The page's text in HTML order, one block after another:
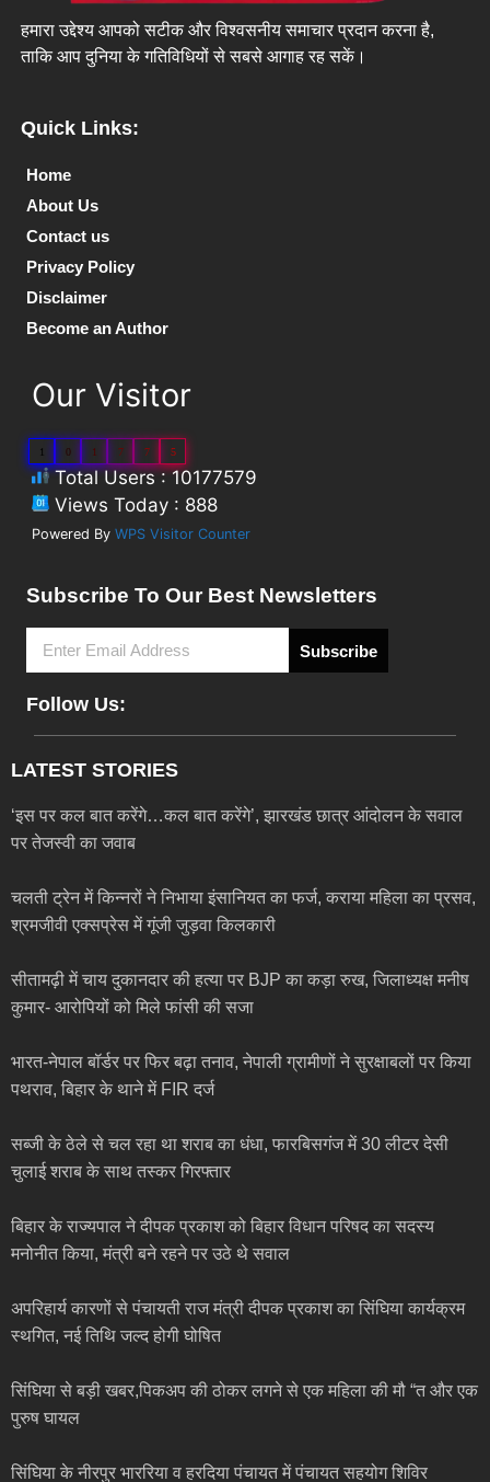
हमारा उद्देश्य आपको सटीक और विश्वसनीय समाचार प्रदान करना है,
ताकि आप दुनिया के गतिविधियों से सबसे आगाह रह सकें।
Quick Links:
Home
About Us
Contact us
Privacy Policy
Disclaimer
Become an Author
Our Visitor
1 0 1 7 7 5
Total Users : 10177579
Views Today : 888
Powered By WPS Visitor Counter
Subscribe To Our Best Newsletters
Subscribe
Follow Us:
LATEST STORIES
‘इस पर कल बात करेंगे…कल बात करेंगे’, झारखंड छात्र आंदोलन के सवाल
पर तेजस्वी का जवाब
चलती ट्रेन में किन्नरों ने निभाया इंसानियत का फर्ज, कराया महिला का प्रसव,
श्रमजीवी एक्सप्रेस में गूंजी जुड़वा किलकारी
सीतामढ़ी में चाय दुकानदार की हत्या पर BJP का कड़ा रुख, जिलाध्यक्ष मनीष
कुमार- आरोपियों को मिले फांसी की सजा
भारत-नेपाल बॉर्डर पर फिर बढ़ा तनाव, नेपाली ग्रामीणों ने सुरक्षाबलों पर किया
पथराव, बिहार के थाने में FIR दर्ज
सब्जी के ठेले से चल रहा था शराब का धंधा, फारबिसगंज में 30 लीटर देसी
चुलाई शराब के साथ तस्कर गिरफ्तार
बिहार के राज्यपाल ने दीपक प्रकाश को बिहार विधान परिषद का सदस्य
मनोनीत किया, मंत्री बने रहने पर उठे थे सवाल
अपरिहार्य कारणों से पंचायती राज मंत्री दीपक प्रकाश का सिंघिया कार्यक्रम
स्थगित, नई तिथि जल्द होगी घोषित
सिंघिया से बड़ी खबर,पिकअप की ठोकर लगने से एक महिला की मौ “त और एक
पुरुष घायल
सिंघिया के नीरपुर भाररिया व हरदिया पंचायत में पंचायत सहयोग शिविर